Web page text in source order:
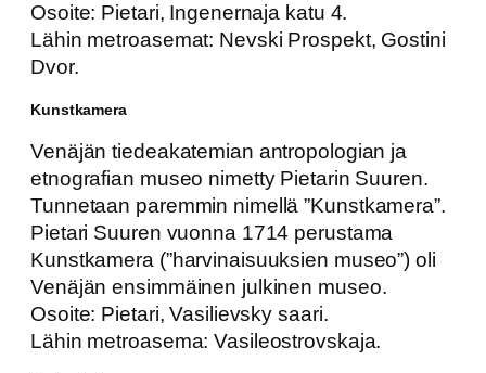
Osoite: Pietari, Ingenernaja katu 4.
Lähin metroasemat: Nevski Prospekt, Gostini
Dvor.
Kunstkamera
Venäjän tiedeakatemian antropologian ja
etnografian museo nimetty Pietarin Suuren.
Tunnetaan paremmin nimellä ”Kunstkamera”.
Pietari Suuren vuonna 1714 perustama
Kunstkamera (”harvinaisuuksien museo”) oli
Venäjän ensimmäinen julkinen museo.
Osoite: Pietari, Vasilievsky saari.
Lähin metroasema: Vasileostrovskaja.